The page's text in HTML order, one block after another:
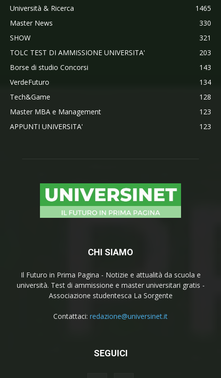
Università & Ricerca
1465
Master News
330
SHOW
321
TOLC TEST DI AMMISSIONE UNIVERSITA'
203
Borse di studio Concorsi
143
VerdeFuturo
134
Tech&Game
128
Master MBA e Management
123
APPUNTI UNIVERSITA'
123
CHI SIAMO
Il Futuro in Prima Pagina - Notizie e attualità da scuola e
università. Test di ammissione e master universitari gratis -
Associazione studentesca La Sorgente
Contattaci: redazione@universinet.it
SEGUICI